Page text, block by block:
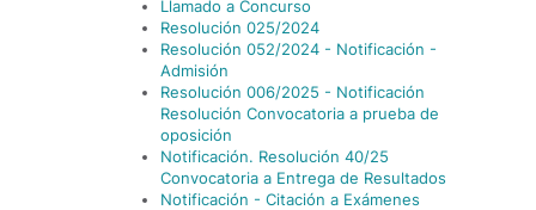
Llamado a Concurso
Resolución 025/2024
Resolución 052/2024 - Notificación -
Admisión
Resolución 006/2025 - Notificación
Resolución Convocatoria a prueba de
oposición
Notificación. Resolución 40/25
Convocatoria a Entrega de Resultados
Notificación - Citación a Exámenes